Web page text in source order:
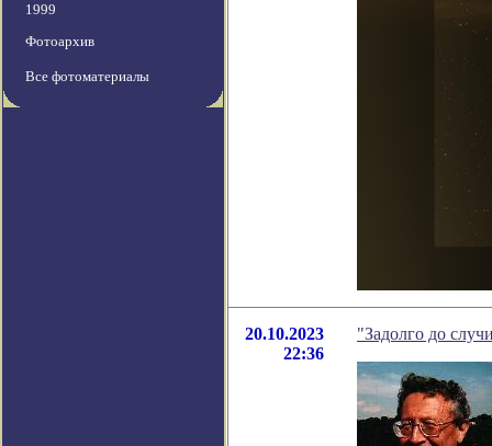
1999
Фотоархив
Все фотоматериалы
20.10.2023
22:36
"Задолго до